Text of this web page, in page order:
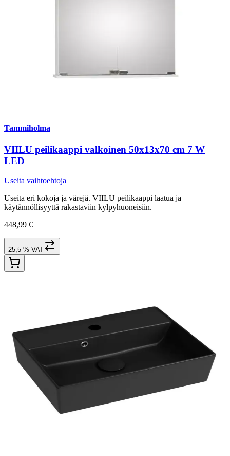
Tammiholma
VIILU peilikaappi valkoinen 50x13x70 cm 7 W
LED
Useita vaihtoehtoja
Useita eri kokoja ja värejä. VIILU peilikaappi laatua ja
käytännöllisyyttä rakastaviin kylpyhuoneisiin.
448,99 €
25,5 % VAT